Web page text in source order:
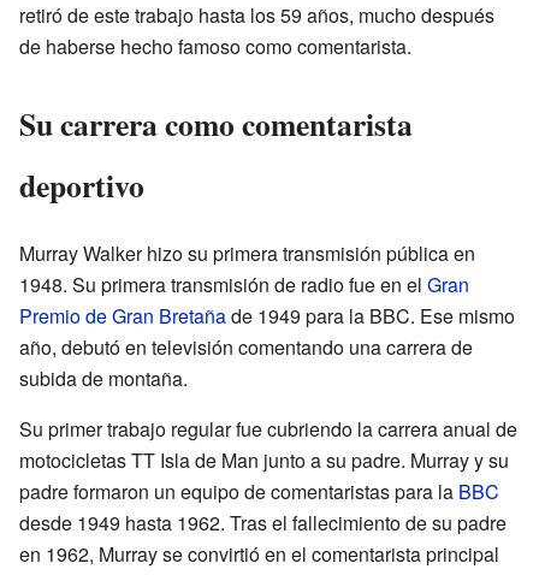
retiró de este trabajo hasta los 59 años, mucho después
de haberse hecho famoso como comentarista.
Su carrera como comentarista
deportivo
Murray Walker hizo su primera transmisión pública en
1948. Su primera transmisión de radio fue en el Gran
Premio de Gran Bretañade 1949 para la BBC. Ese mismo
año, debutó en televisión comentando una carrera de
subida de montaña.
Su primer trabajo regular fue cubriendo la carrera anual de
motocicletas TT Isla de Man junto a su padre. Murray y su
padre formaron un equipo de comentaristas para la BBC
desde 1949 hasta 1962. Tras el fallecimiento de su padre
en 1962, Murray se convirtió en el comentarista principal